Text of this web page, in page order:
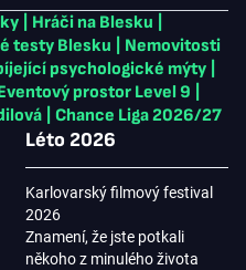
Hráči na Blesku
testy Blesku
Nemovitosti
psychologické mýty
prostor Level 9
Chance Liga 2026/27
Léto 2026
Karlovarský filmový festival
2026
Znamení, že jste potkali
někoho z minulého života